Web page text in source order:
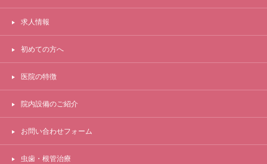
求人情報
初めての方へ
医院の特徴
院内設備のご紹介
お問い合わせフォーム
虫歯・根管治療